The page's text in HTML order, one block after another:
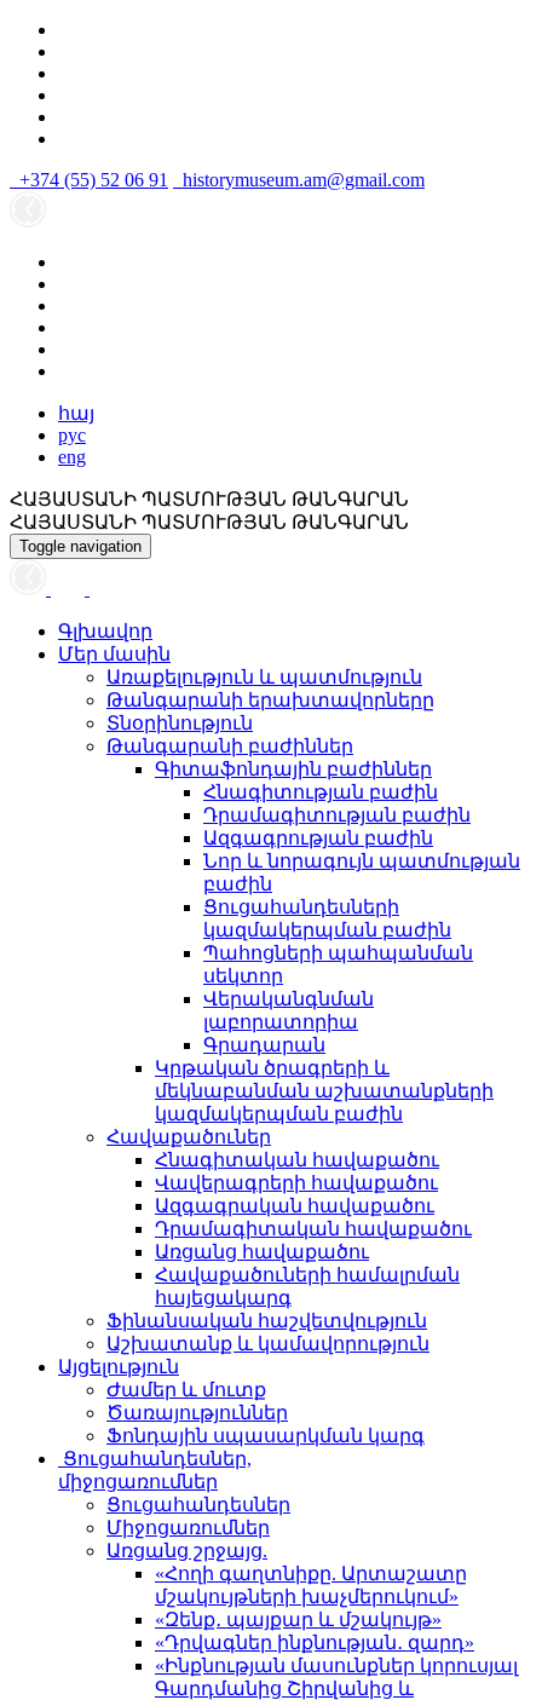
+374 (55) 52 06 91 historymuseum.am@gmail.com
հայ
рус
eng
ՀԱՅԱՍՏԱՆԻ ՊԱՏՄՈՒԹՅԱՆ ԹԱՆԳԱՐԱՆ
ՀԱՅԱՍՏԱՆԻ ՊԱՏՄՈՒԹՅԱՆ ԹԱՆԳԱՐԱՆ
Toggle navigation
Գլխավոր
Մեր մասին
Առաքելություն և պատմություն
Թանգարանի երախտավորները
Տնօրինություն
Թանգարանի բաժիններ
Գիտաֆոնդային բաժիններ
Հնագիտության բաժին
Դրամագիտության բաժին
Ազգագրության բաժին
Նոր և նորագույն պատմության
բաժին
Ցուցահանդեսների
կազմակերպման բաժին
Պահոցների պահպանման
սեկտոր
Վերականգնման
լաբորատորիա
Գրադարան
Կրթական ծրագրերի և
մեկնաբանման աշխատանքների
կազմակերպման բաժին
Հավաքածուներ
Հնագիտական հավաքածու
Վավերագրերի հավաքածու
Ազգագրական հավաքածու
Դրամագիտական հավաքածու
Առցանց հավաքածու
Հավաքածուների համալրման
հայեցակարգ
Ֆինանսական հաշվետվություն
Աշխատանք և կամավորություն
Այցելություն
Ժամեր և մուտք
Ծառայություններ
Ֆոնդային սպասարկման կարգ
Ցուցահանդեսներ,
միջոցառումներ
Ցուցահանդեսներ
Միջոցառումներ
Առցանց շրջայց.
«Հողի գաղտնիքը. Արտաշատը
մշակույթների խաչմերուկում»
«Զենք․ պայքար և մշակույթ»
«Դրվագներ ինքնության․ զարդ»
«Ինքնության մասունքներ կորուսյալ
Գարդմանից Շիրվանից և